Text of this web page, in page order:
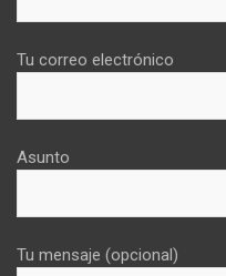
Tu correo electrónico
Asunto
Tu mensaje (opcional)